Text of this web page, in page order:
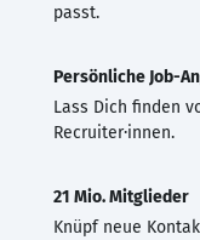
passt.
Persönliche Job-
Lass Dich finden
Recruiter·innen.
21 Mio. Mitglieder
Knüpf neue